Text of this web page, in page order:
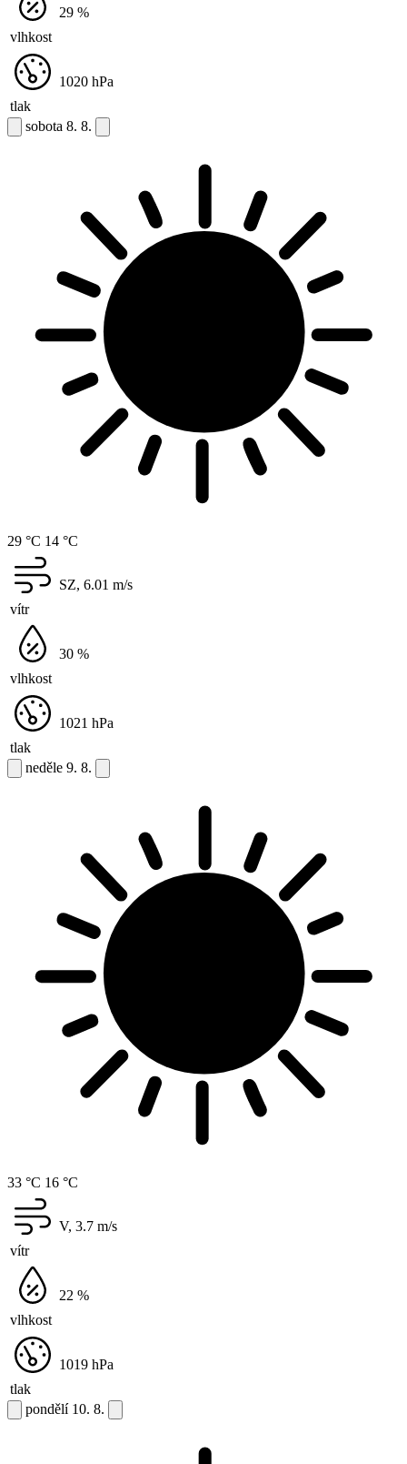
vlhkost
29 %
tlak
1020 hPa
sobota 8. 8.
29 °C 14 °C
vítr
SZ, 6.01 m/s
vlhkost
30 %
tlak
1021 hPa
neděle 9. 8.
33 °C 16 °C
vítr
V, 3.7 m/s
vlhkost
22 %
tlak
1019 hPa
pondělí 10. 8.